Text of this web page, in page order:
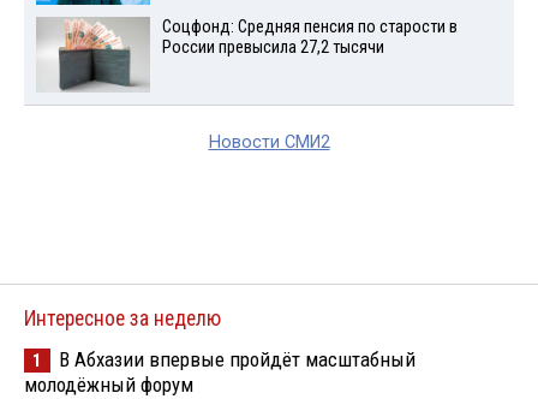
Соцфонд: Средняя пенсия по старости в
России превысила 27,2 тысячи
Новости СМИ2
Интересное за неделю
1
В Абхазии впервые пройдёт масштабный
молодёжный форум